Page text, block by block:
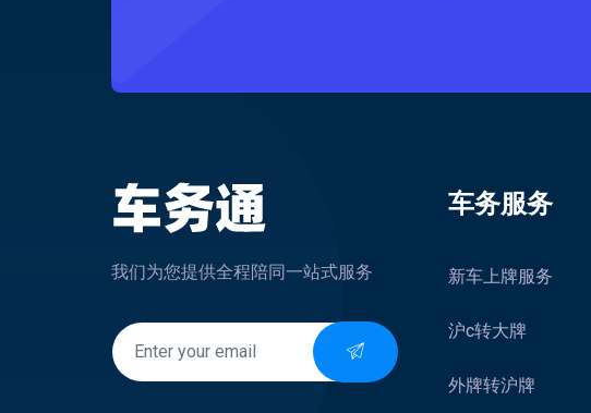
我们为您提供全程陪同一站式服务
车务服务
新车上牌服务
沪c转大牌
外牌转沪牌